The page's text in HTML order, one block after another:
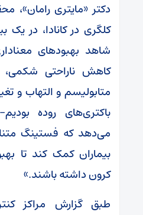
دکتر «مایتری رامان»،
کلگری در کانادا، در یک
شاهد بهبودهای
کاهش ناراحتی شکمی،
متابولیسم و التهاب و
باکتری‌های روده
می‌دهد که فستینگ
بیماران کمک کند تا
کرون داشته باشند.»
طبق گزارش مراکز